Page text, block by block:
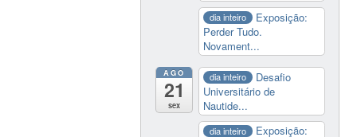
dia inteiro
Exposição:
Perder Tudo.
Novament...
AGO
21
sex
dia inteiro
Desafio
Universitário de
Nautide...
dia inteiro
Exposição: